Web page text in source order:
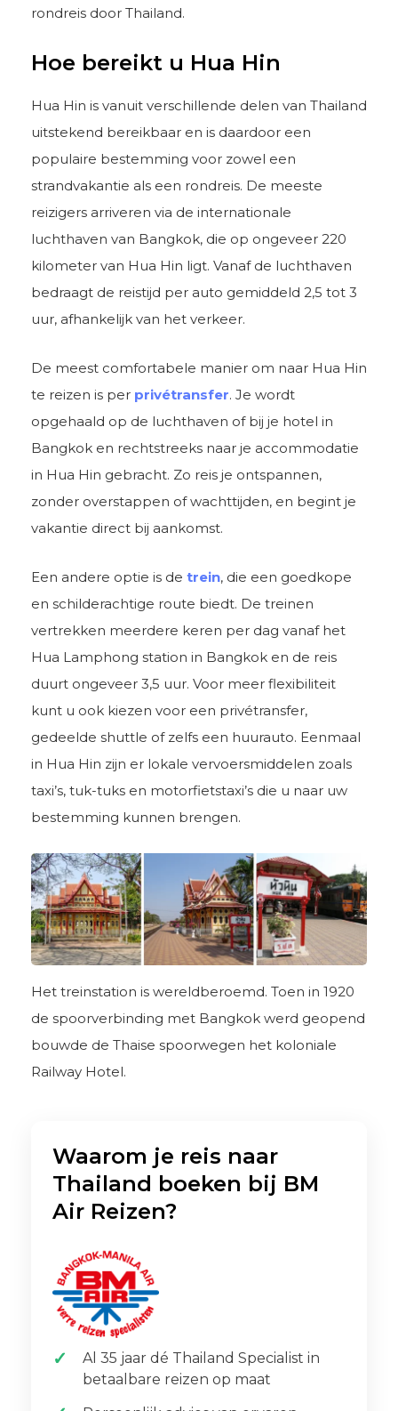
rondreis door Thailand.
Hoe bereikt u Hua Hin
Hua Hin is vanuit verschillende delen van Thailand
uitstekend bereikbaar en is daardoor een
populaire bestemming voor zowel een
strandvakantie als een rondreis. De meeste
reizigers arriveren via de internationale
luchthaven van Bangkok, die op ongeveer 220
kilometer van Hua Hin ligt. Vanaf de luchthaven
bedraagt de reistijd per auto gemiddeld 2,5 tot 3
uur, afhankelijk van het verkeer.
De meest comfortabele manier om naar Hua Hin
te reizen is per privétransfer. Je wordt
opgehaald op de luchthaven of bij je hotel in
Bangkok en rechtstreeks naar je accommodatie
in Hua Hin gebracht. Zo reis je ontspannen,
zonder overstappen of wachttijden, en begint je
vakantie direct bij aankomst.
Een andere optie is de trein, die een goedkope
en schilderachtige route biedt. De treinen
vertrekken meerdere keren per dag vanaf het
Hua Lamphong station in Bangkok en de reis
duurt ongeveer 3,5 uur. Voor meer flexibiliteit
kunt u ook kiezen voor een privétransfer,
gedeelde shuttle of zelfs een huurauto. Eenmaal
in Hua Hin zijn er lokale vervoersmiddelen zoals
taxi’s, tuk-tuks en motorfietstaxi’s die u naar uw
bestemming kunnen brengen.
Het treinstation is wereldberoemd. Toen in 1920
de spoorverbinding met Bangkok werd geopend
bouwde de Thaise spoorwegen het koloniale
Railway Hotel.
Waarom je reis naar
Thailand boeken bij BM
Air Reizen?
Al 35 jaar dé Thailand Specialist in
betaalbare reizen op maat